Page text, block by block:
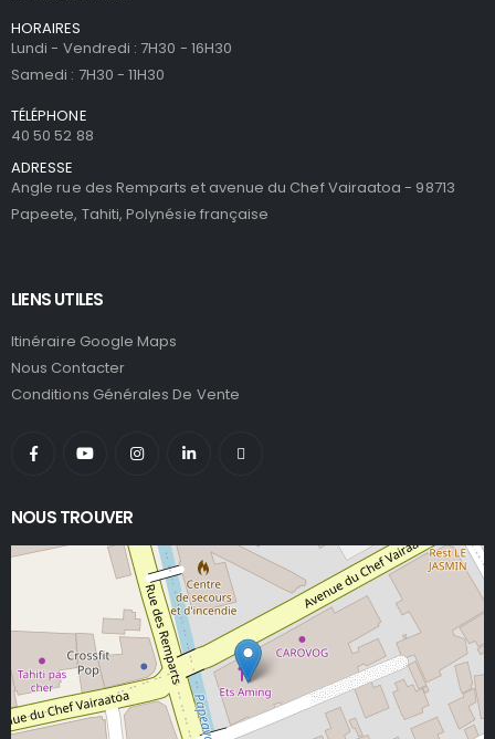
HORAIRES
Lundi - Vendredi : 7H30 - 16H30
Samedi : 7H30 - 11H30
TÉLÉPHONE
40 50 52 88
ADRESSE
Angle rue des Remparts et avenue du Chef Vairaatoa - 98713
Papeete, Tahiti, Polynésie française
LIENS UTILES
Itinéraire Google Maps
Nous Contacter
Conditions Générales De Vente
NOUS TROUVER